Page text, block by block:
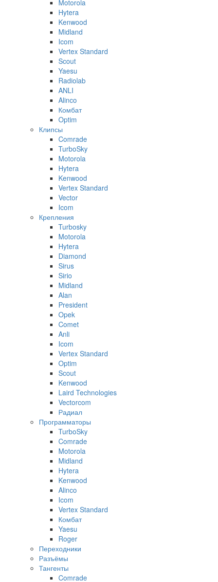
Motorola
Hytera
Kenwood
Midland
Icom
Vertex Standard
Scout
Yaesu
Radiolab
ANLI
Alinco
Комбат
Optim
Клипсы
Comrade
TurboSky
Motorola
Hytera
Kenwood
Vertex Standard
Vector
Icom
Крепления
Turbosky
Motorola
Hytera
Diamond
Sirus
Sirio
Midland
Alan
President
Opek
Comet
Anli
Icom
Vertex Standard
Optim
Scout
Kenwood
Laird Technologies
Vectorcom
Радиал
Программаторы
TurboSky
Comrade
Motorola
Midland
Hytera
Kenwood
Alinco
Icom
Vertex Standard
Комбат
Yaesu
Roger
Переходники
Разъёмы
Тангенты
Comrade